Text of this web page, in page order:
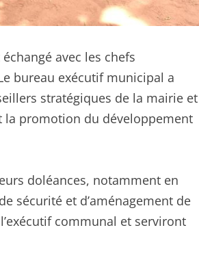
avec les chefs
bureau exécutif municipal a
stratégiques de la mairie et
la promotion du développement
doléances, notamment en
sécurité et d’aménagement de
communal et serviront